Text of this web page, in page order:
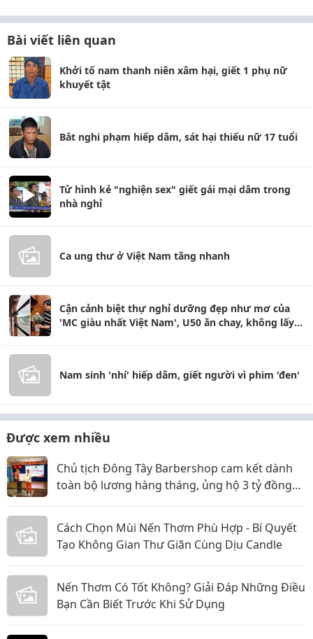
Bài viết liên quan
Khởi tố nam thanh niên xâm hại, giết 1 phụ nữ
khuyết tật
Bắt nghi phạm hiếp dâm, sát hại thiếu nữ 17 tuổi
Tử hình kẻ "nghiện sex" giết gái mại dâm trong
nhà nghỉ
Ca ung thư ở Việt Nam tăng nhanh
Cận cảnh biệt thự nghỉ dưỡng đẹp như mơ của
'MC giàu nhất Việt Nam', U50 ăn chay, không lấy
Nam sinh 'nhí' hiếp dâm, giết người vì phim 'đen'
Được xem nhiều
Chủ tịch Đông Tây Barbershop cam kết dành
toàn bộ lương hàng tháng, ủng hộ 3 tỷ đồng
Cách Chọn Mùi Nến Thơm Phù Hợp - Bí Quyết
Tạo Không Gian Thư Giãn Cùng Dịu Candle
Nến Thơm Có Tốt Không? Giải Đáp Những Điều
Bạn Cần Biết Trước Khi Sử Dụng